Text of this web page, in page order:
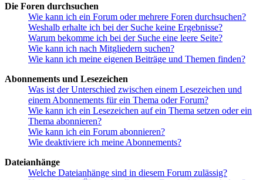
Die Foren durchsuchen
Wie kann ich ein Forum oder mehrere Foren durchsuchen?
Weshalb erhalte ich bei der Suche keine Ergebnisse?
Warum bekomme ich bei der Suche eine leere Seite?
Wie kann ich nach Mitgliedern suchen?
Wie kann ich meine eigenen Beiträge und Themen finden?
Abonnements und Lesezeichen
Was ist der Unterschied zwischen einem Lesezeichen und
einem Abonnements für ein Thema oder Forum?
Wie kann ich ein Lesezeichen auf ein Thema setzen oder ein
Thema abonnieren?
Wie kann ich ein Forum abonnieren?
Wie deaktiviere ich meine Abonnements?
Dateianhänge
Welche Dateianhänge sind in diesem Forum zulässig?